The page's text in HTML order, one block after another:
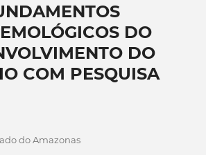
DO
DO
COM PESQUISA
do Amazonas